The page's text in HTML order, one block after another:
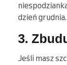
dzień grudnia.
3.
Jeśli masz